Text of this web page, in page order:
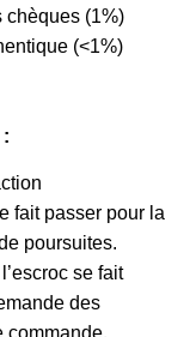
chèques (1%)
(<1%)
fait passer pour la
poursuites.
se fait
des
commande.